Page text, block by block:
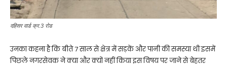
दहिसर वार्ड क्र.3 रोड
उनका कहना है कि बीते 7 साल से क्षेत्र में सड़कें और पानी की समस्या थी इसमें
पिछले नगरसेवक ने क्या और क्यों नहीं किया इस विषय पर जाने से बेहतर